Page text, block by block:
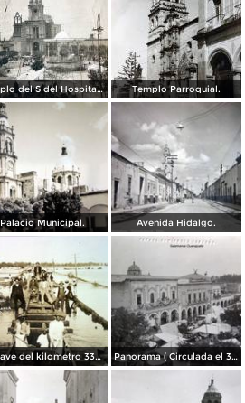
Templo del S del Hospital ( Circulada el 19 de Enero de 1913 ). Templo Parroquial.
Palacio Municipal. Avenida Hidalgo.
Deslave del kilometro 334 de la via ferrea del ferrocarril. Panorama ( Circulada el 30 de Abril de 1924 ).